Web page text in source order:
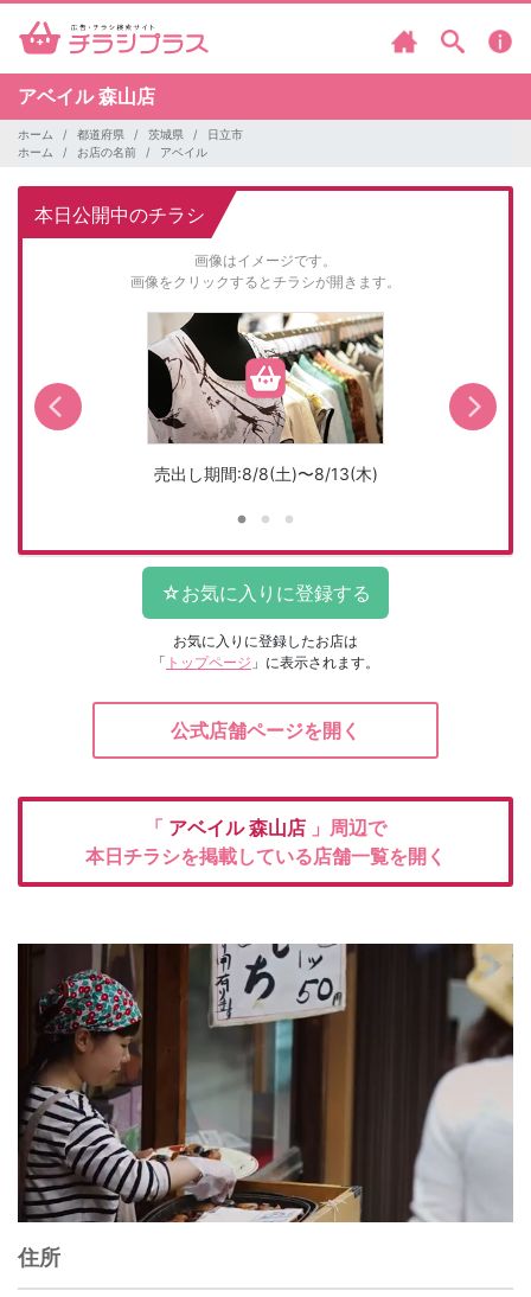
アベイル森山店
ホーム 都道府県 茨城県
日立市
ホーム
お店の名前 アベイル
本日公開中のチラシ
画像はイメージです。
画像をクリックするとチラシが開きます。
売出し期間:8/8(土)〜8/13(木)
お気に入りに登録したお店は
「 トップページ 」に表示されます。
公式店舗ページを開く
「 アベイル森山店 」周辺で
本日チラシを掲載している店舗一覧を開く
住所